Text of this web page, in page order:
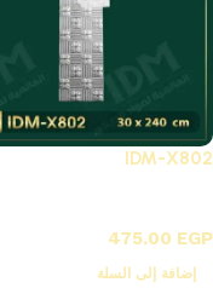
IDM-X802
475.00 EGP
إضافة إلى السلة